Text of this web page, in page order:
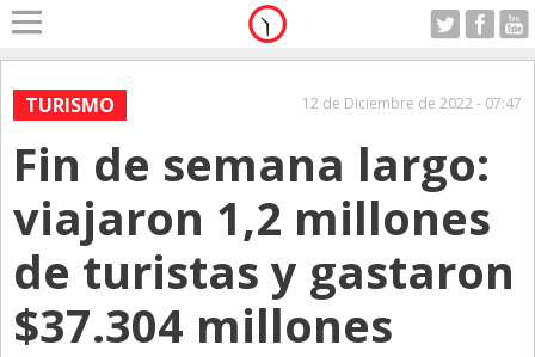
Home
A Motor
Alerta
Anticipo
Campo
Carrera & Emprendedores
Club House
TURISMO 12 de Diciembre de 2022 - 07:47
Fin de semana largo:
viajaron 1,2 millones
de turistas y gastaron
$37.304 millones